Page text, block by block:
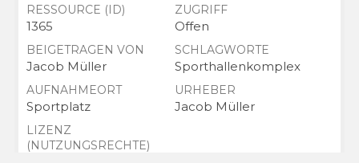
RESSOURCE (ID)
1365
ZUGRIFF
Offen
BEIGETRAGEN VON
Jacob Müller
SCHLAGWORTE
Sporthallenkomplex
AUFNAHMEORT
Sportplatz
URHEBER
Jacob Müller
LIZENZ
(NUTZUNGSRECHTE)